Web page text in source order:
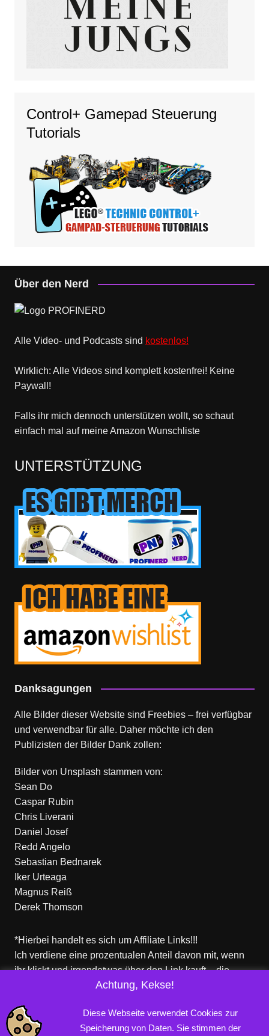
Control+ Gamepad Steuerung
Tutorials
Über den Nerd
Alle Video- und Podcasts sind kostenlos!
Wirklich: Alle Videos sind komplett kostenfrei! Keine
Paywall!
Falls ihr mich dennoch unterstützen wollt, so schaut
einfach mal auf meine Amazon Wunschliste
UNTERSTÜTZUNG
Danksagungen
Alle Bilder dieser Website sind Freebies – frei verfügbar
und verwendbar für alle. Daher möchte ich den
Publizisten der Bilder Dank zollen:
Bilder von Unsplash stammen von:
Sean Do
Caspar Rubin
Chris Liverani
Daniel Josef
Redd Angelo
Sebastian Bednarek
Iker Urteaga
Magnus Reiß
Derek Thomson
*Hierbei handelt es sich um Affiliate Links!!!
Ich verdiene eine prozentualen Anteil davon mit, wenn
ihr klickt und irgendetwas über den Link kauft – die
Produkte dort sind aber nicht von mir!
Achtung, Kekse!
Diese Webseite verwendet Cookies zur
Speicherung von Daten. Sie stimmen der